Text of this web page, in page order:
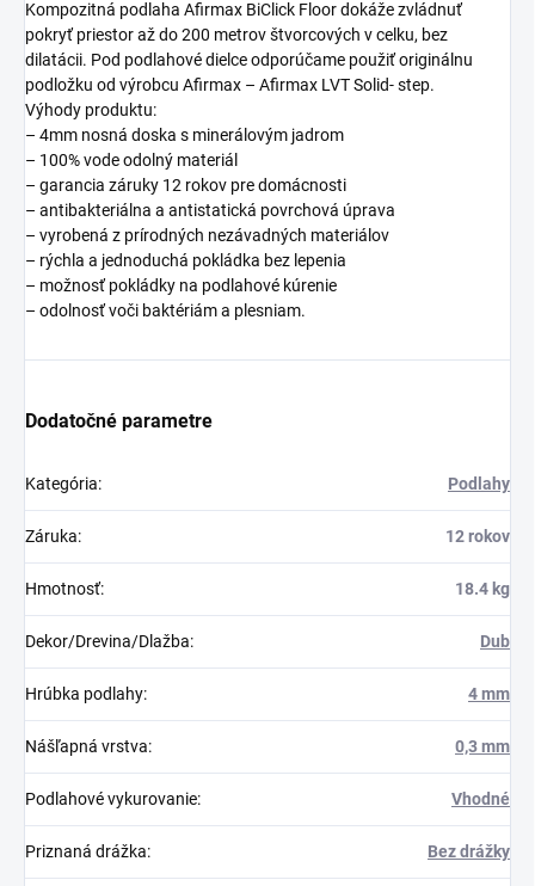
Kompozitná podlaha Afirmax BiClick Floor dokáže zvládnuť
pokryť priestor až do 200 metrov štvorcových v celku, bez
dilatácii. Pod podlahové dielce odporúčame použiť originálnu
podložku od výrobcu Afirmax – Afirmax LVT Solid- step.
Výhody produktu:
– 4mm nosná doska s minerálovým jadrom
– 100% vode odolný materiál
– garancia záruky 12 rokov pre domácnosti
– antibakteriálna a antistatická povrchová úprava
– vyrobená z prírodných nezávadných materiálov
– rýchla a jednoduchá pokládka bez lepenia
– možnosť pokládky na podlahové kúrenie
– odolnosť voči baktériám a plesniam.
Dodatočné parametre
Kategória: Podlahy
Záruka: 12 rokov
Hmotnosť: 18.4 kg
Dekor/Drevina/Dlažba: Dub
Hrúbka podlahy: 4 mm
Nášľapná vrstva: 0,3 mm
Podlahové vykurovanie: Vhodné
Priznaná drážka: Bez drážky